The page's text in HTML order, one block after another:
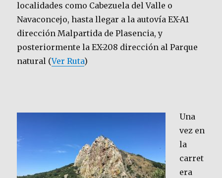
localidades como Cabezuela del Valle o
Navaconcejo, hasta llegar a la autovía EX-A1
dirección Malpartida de Plasencia, y
posteriormente la EX-208 dirección al Parque
natural (Ver Ruta)
Una
vez en
la
carret
era